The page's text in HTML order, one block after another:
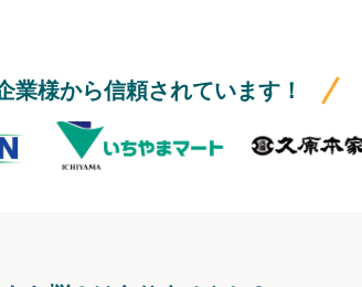
業様から信頼されています！